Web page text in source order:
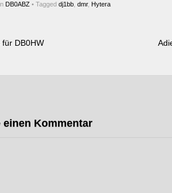
DB0ABZ • Tagged dj1bb dmr, Hytera
DB0HW
einen Kommentar